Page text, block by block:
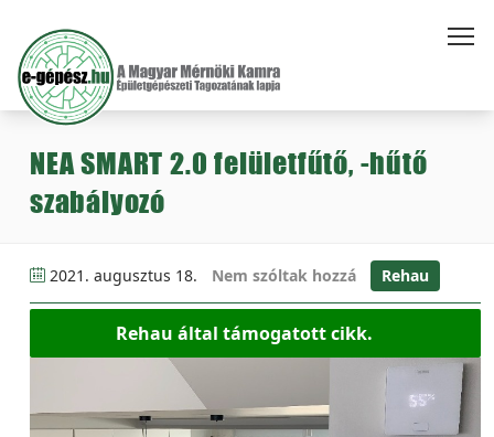
NEA SMART 2.0 felületfűtő, -hűtő
szabályozó
2021. augusztus 18. Nem szóltak hozzá Rehau
Rehau által támogatott cikk.